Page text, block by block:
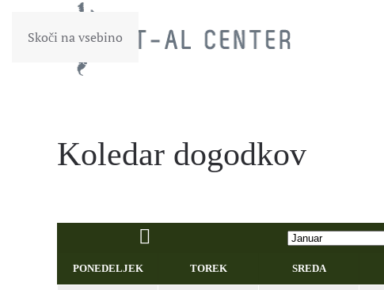
Skoči na vsebino
Koledar dogodkov
PONEDELJEK TOREK SREDA